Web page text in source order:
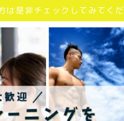
は是非チェックしてみてく